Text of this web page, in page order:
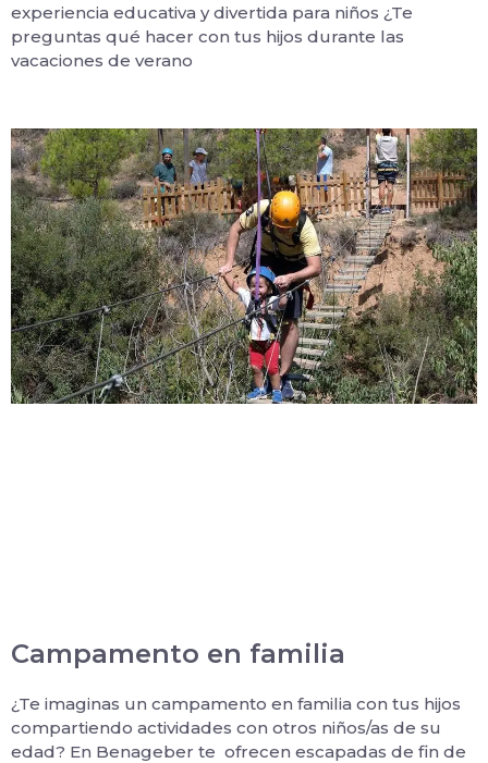
experiencia educativa y divertida para niños ¿Te
preguntas qué hacer con tus hijos durante las
vacaciones de verano
Campamento en familia
¿Te imaginas un campamento en familia con tus hijos
compartiendo actividades con otros niños/as de su
edad? En Benageber te ofrecen escapadas de fin de